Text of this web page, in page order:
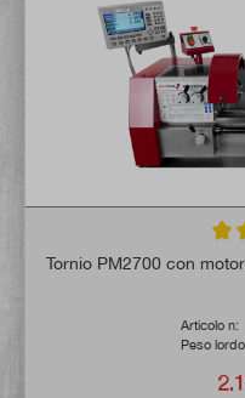
Tornio PM2700 con
Articolo n:
Peso